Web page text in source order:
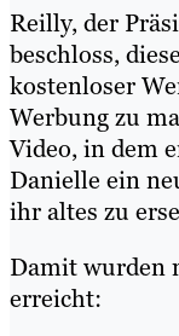
Reilly, der
beschloss,
kostenloser
Werbung zu
Video, in dem
Danielle ein
ihr altes zu
Damit wurden
erreicht: